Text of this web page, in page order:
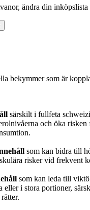
ändra din inköpslista
bekymmer som är
särskilt i fullfeta
och öka
som kan bidra till
risker vid frekvent
som kan leda till
eller i stora portioner,